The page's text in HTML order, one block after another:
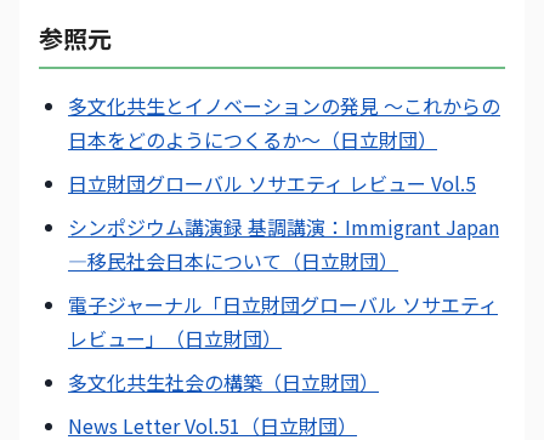
参照元
多文化共生とイノベーションの発見 〜これからの
日本をどのようにつくるか〜（日立財団）
日立財団グローバル ソサエティ レビュー Vol.5
シンポジウム講演録 基調講演：Immigrant Japan
―移民社会日本について（日立財団）
電子ジャーナル「日立財団グローバル ソサエティ
レビュー」（日立財団）
多文化共生社会の構築（日立財団）
News Letter Vol.51（日立財団）